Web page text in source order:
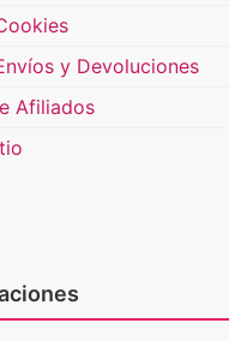
y Devoluciones
Afiliados